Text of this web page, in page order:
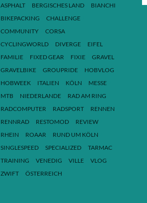
ASPHALT
BERGISCHES LAND
BIANCHI
BIKEPACKING
CHALLENGE
COMMUNITY
CORSA
CYCLINGWORLD
DIVERGE
EIFEL
FAMILIE
FIXED GEAR FIXIE
GRAVEL
GRAVELBIKE
GROUPRIDE
HOBVLOG
HOBWEEK
ITALIEN KÖLN
MESSE
MTB
NIEDERLANDE
RAD AM RING
RADCOMPUTER
RADSPORT
RENNEN
RENNRAD
RESTOMOD
REVIEW
RHEIN
ROAAR
RUND UM KÖLN
SINGLESPEED
SPECIALIZED
TARMAC
TRAINING
VENEDIG VILLE
VLOG
ZWIFT
ÖSTERREICH